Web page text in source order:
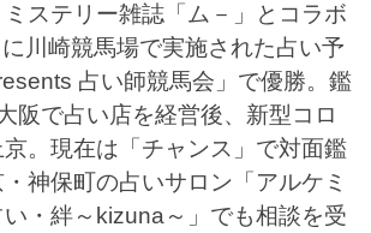
テリー雑誌「ム－」とコラボ
川崎競馬場で実施された占い予
占い師競馬会」で優勝。鑑
阪で占い店を経営後、新型コロ
。現在は「チャンス」で対面鑑
神保町の占いサロン「アルケミ
・絆～kizuna～」でも相談を受